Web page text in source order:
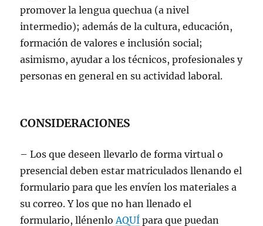
promover la lengua quechua (a nivel
intermedio); además de la cultura, educación,
formación de valores e inclusión social;
asimismo, ayudar a los técnicos, profesionales y
personas en general en su actividad laboral.
CONSIDERACIONES
– Los que deseen llevarlo de forma virtual o
presencial deben estar matriculados llenando el
formulario para que les envíen los materiales a
su correo. Y los que no han llenado el
formulario, llénenloAQUÍ para que puedan